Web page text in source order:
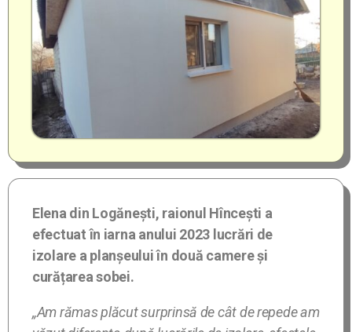
Elena din Logănești, raionul Hîncești a
efectuat în iarna anului 2023 lucrări de
izolare a planșeului în două camere și
curățarea sobei.
„Am rămas plăcut surprinsă de cât de repede am